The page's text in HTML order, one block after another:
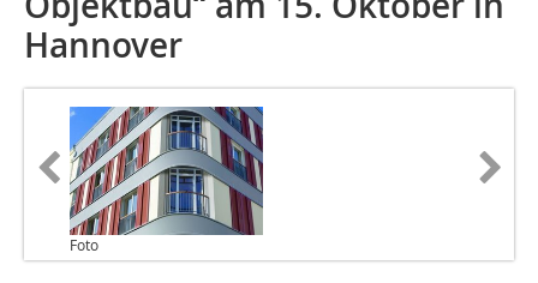
Hannover
Foto